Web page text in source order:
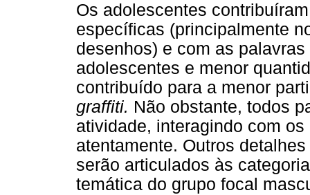
Os adolescentes
específicas (principalmente
desenhos) e com as
adolescentes e menor
contribuído para a menor
graffiti. Não obstante, todos
atividade, interagindo com
atentamente. Outros
serão articulados às
temática do grupo focal